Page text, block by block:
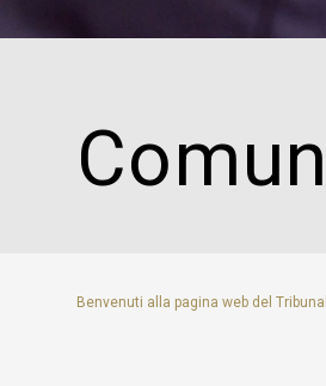
Biblioteche
Rete internazionale dei giudici
Links
Benvenuti alla pagina web del